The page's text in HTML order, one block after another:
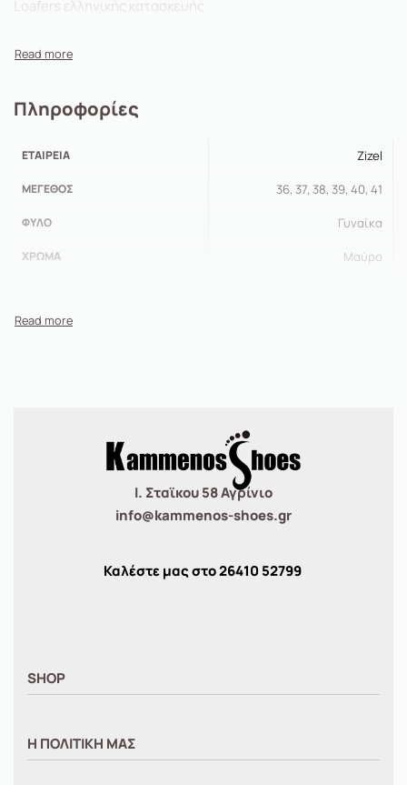
Loafers ελληνικής κατασκευής
Σόλα από λάστιχο
Πολύ μαλακά
Πληροφορίες
ΕΤΑΙΡΕΊΑ Zizel
ΜΈΓΕΘΟΣ 36, 37, 38, 39, 40, 41
ΦΎΛΟ Γυναίκα
ΧΡΏΜΑ Μαύρο
Ι. Σταϊκου 58 Αγρίνιο
info@kammenos-shoes.gr
Καλέστε μας στο26410 52799
SHOP
ΓΥΝΑΙΚΕΙΑ
Η ΠΟΛΙΤΙΚΗ ΜΑΣ